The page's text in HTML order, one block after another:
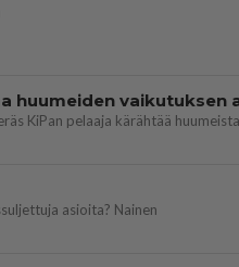
asioita? Nainen